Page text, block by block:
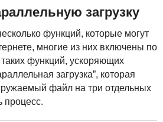
загрузку
функций, которые могут
многие из них включены по
функций, ускоряющих
загрузка”, которая
файл на три отдельных
процесс.